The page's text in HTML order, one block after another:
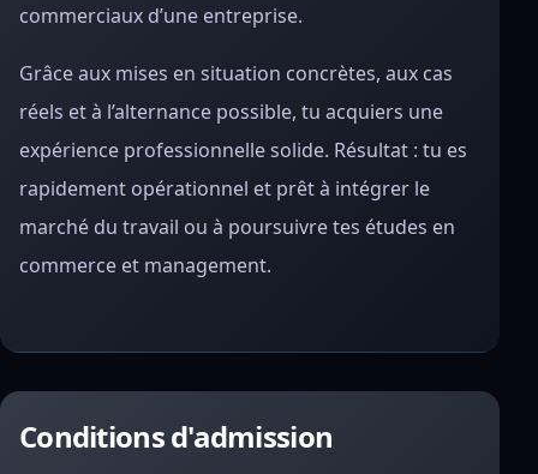
commerciaux d’une entreprise.
Grâce aux mises en situation concrètes, aux cas
réels et à l’alternance possible, tu acquiers une
expérience professionnelle solide. Résultat : tu es
rapidement opérationnel et prêt à intégrer le
marché du travail ou à poursuivre tes études en
commerce et management.
Conditions d'admission